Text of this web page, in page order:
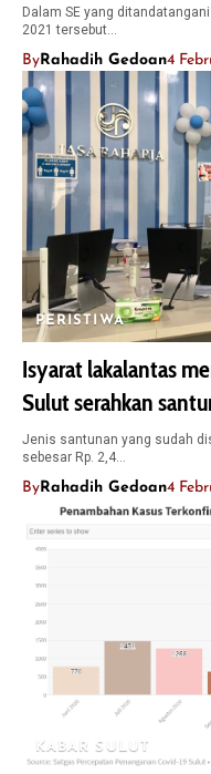
Dalam SE yang
2021 tersebut…
By Rahadih Gedoan4
PERISTIWA
Isyarat lakalantas
Sulut serahkan
Jenis santunan yang sudah
sebesar Rp. 2,4…
By Rahadih Gedoan4
KABAR SULUT